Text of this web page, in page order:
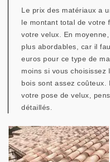
Le prix des matériaux a
le montant total de votre
votre velux. En
plus abordables, car il
euros pour ce type de
moins si vous choisissez
bois sont assez coûteux.
votre pose de velux,
détaillés.